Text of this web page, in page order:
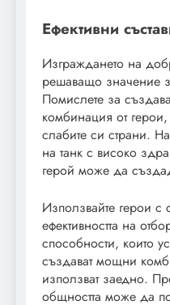
Ефективни
Изграждането на
решаващо значение
Помислете за
комбинация от
слабите си страни.
на танк с високо
герой може да
Използвайте герои с
ефективността на
способности, които
създават мощни
използват заедно.
общността може да